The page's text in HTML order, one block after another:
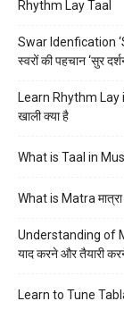
Rhythm Lay Taal
Swar Idenfication
स्वरों की पहचान ‘सुर
Learn Rhythm Lay
खाली क्या है
What is Taal in
What is Matra मात्रा
Understanding of
याद करने और तैयारी
Learn to Tune